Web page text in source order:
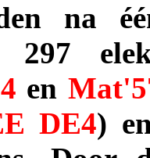
na
297
en
DE4)